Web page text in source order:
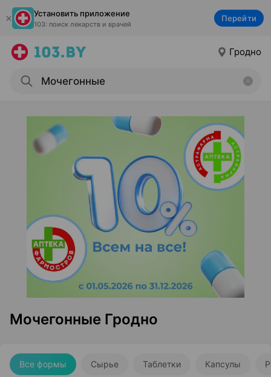
Установить приложение
103: поиск лекарств и врачей
Перейти
Гродно
Мочегонные Гродно
Все формы Сырье Таблетки Капсулы